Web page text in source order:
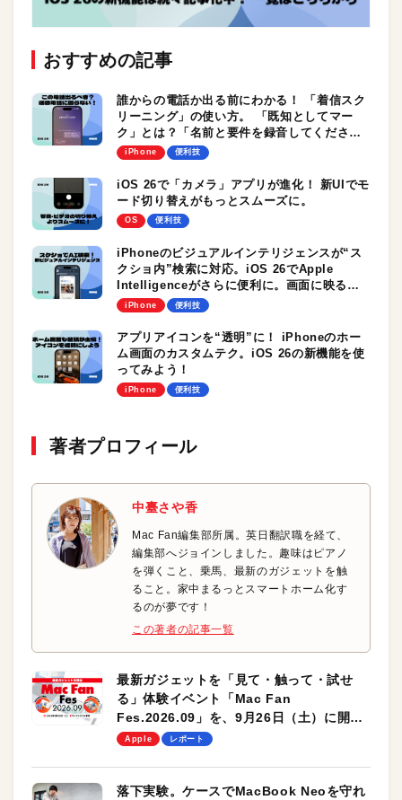
おすすめの記事
誰からの電話か出る前にわかる！ 「着信スク
リーニング」の使い方。 「既知としてマー
ク」とは？「名前と要件を録音してくださ
い」と言われたときの対処法も
iPhone 便利技
iOS 26で「カメラ」アプリが進化！ 新UIでモ
ード切り替えがもっとスムーズに。
OS 便利技
iPhoneのビジュアルインテリジェンスが“ス
クショ内”検索に対応。iOS 26でApple
Intelligenceがさらに便利に。画面に映るす
べてを検索、検索ぅ！
iPhone 便利技
アプリアイコンを“透明”に！ iPhoneのホー
ム画面のカスタムテク。iOS 26の新機能を使
ってみよう！
iPhone 便利技
著者プロフィール
中臺さや香
Mac Fan編集部所属。英日翻訳職を経て、
編集部へジョインしました。趣味はピアノ
を弾くこと、乗馬、最新のガジェットを触
ること。家中まるっとスマートホーム化す
るのが夢です！
この著者の記事一覧
最新ガジェットを「見て・触って・試せ
る」体験イベント「Mac Fan
Fes.2026.09」を、9月26日（土）に開催
します！
Apple レポート
落下実験。ケースでMacBook Neoを守れ